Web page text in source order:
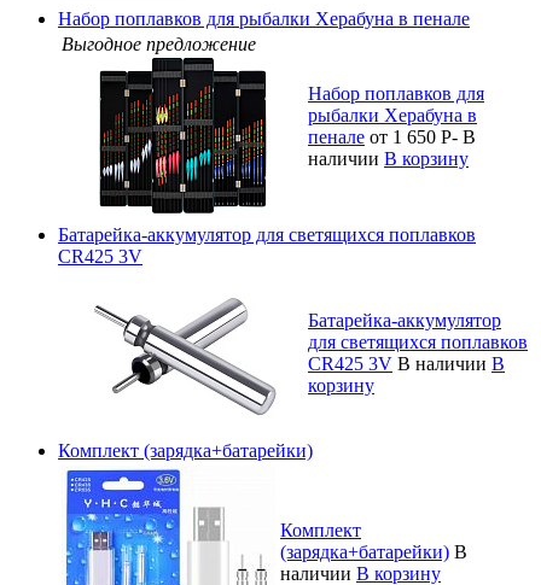
Набор поплавков для рыбалки Херабуна в пенале
Выгодное предложение
Набор поплавков для
рыбалки Херабуна в
пенале от 1 650 Р- В
наличии В корзину
Батарейка-аккумулятор для светящихся поплавков
CR425 3V
Батарейка-аккумулятор
для светящихся поплавков
CR425 3V В наличии В
корзину
Комплект (зарядка+батарейки)
Комплект
(зарядка+батарейки) В
наличии В корзину